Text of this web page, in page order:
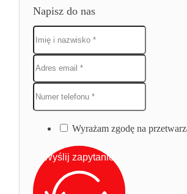
Napisz do nas
Wyrażam zgodę na
Wyślij zapytanie